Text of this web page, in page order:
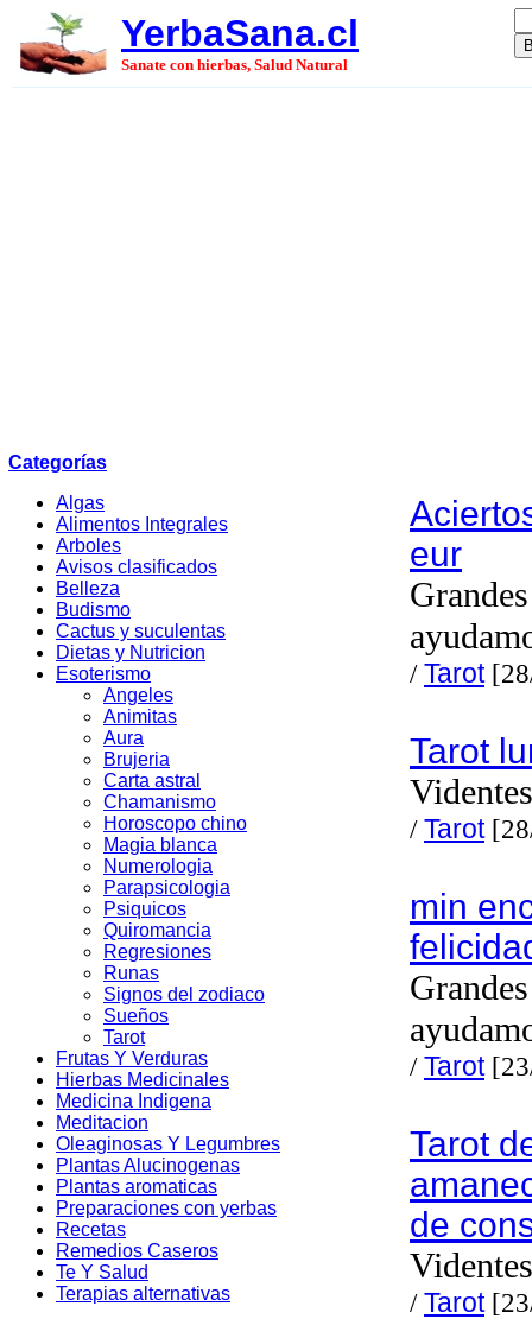
YerbaSana.cl
Sanate con hierbas, Salud Natural
Categorías
Algas
Alimentos Integrales
Arboles
Avisos clasificados
Belleza
Budismo
Cactus y suculentas
Dietas y Nutricion
Esoterismo
Angeles
Animitas
Aura
Brujeria
Carta astral
Chamanismo
Horoscopo chino
Magia blanca
Numerologia
Parapsicologia
Psiquicos
Quiromancia
Regresiones
Runas
Signos del zodiaco
Sueños
Tarot
Frutas Y Verduras
Hierbas Medicinales
Medicina Indigena
Meditacion
Oleaginosas Y Legumbres
Plantas Alucinogenas
Plantas aromaticas
Preparaciones con yerbas
Recetas
Remedios Caseros
Te Y Salud
Terapias alternativas
eur
/Tarot
Tarot
/Tarot
min
/Tarot
Tarot
de
/Tarot